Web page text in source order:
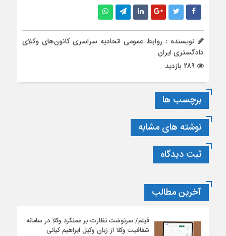
نویسنده : روابط عمومی اتحادیه سراسری کانون‌های وکلای
دادگستری ایران
برچسب ها
نوشته های مشابه
ثبت دیدگاه
آخرین مطالب
فیلم/ سرنوشت نظارت بر عملکرد وکلا در سامانه
شفافیت وکلا از زبان وکیل ابراهیم کیانی